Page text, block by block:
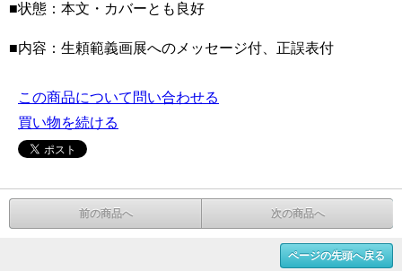
■状態：本文・カバーとも良好
■内容：生頼範義画展へのメッセージ付、正誤表付
この商品について問い合わせる
買い物を続ける
前の商品へ 次の商品へ
ページの先頭へ戻る